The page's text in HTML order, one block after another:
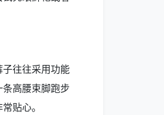
往往采用功能
高腰束脚跑步
贴心。